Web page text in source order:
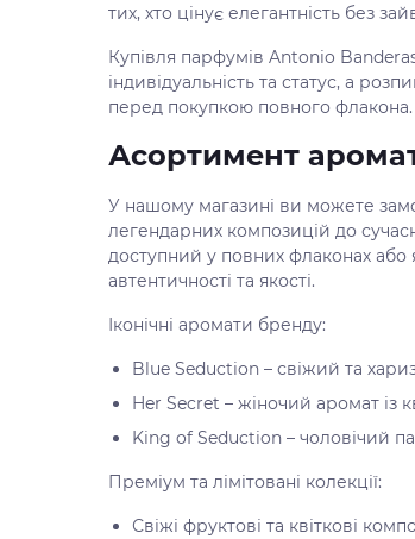
тих, хто цінує елегантність без
Купівля парфумів Antonio
індивідуальність та статус, а
перед покупкою повного флакона.
Асортимент
У нашому магазині ви можете
легендарних композицій до
доступний у повних флаконах або
автентичності та якості.
Іконічні аромати бренду:
Blue Seduction – свіжий та
Her Secret – жіночий аромат із
King of Seduction – чоловічий
Преміум та лімітовані колекції:
Свіжі фруктові та квіткові